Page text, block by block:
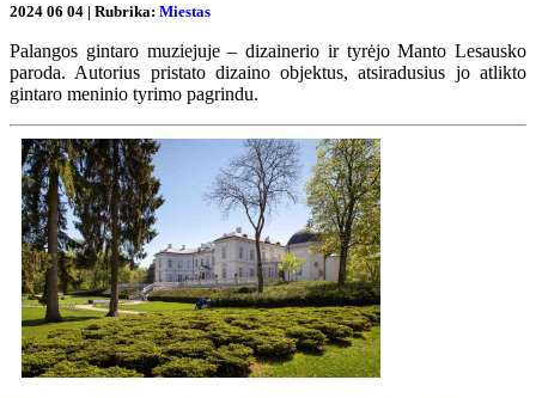
2024 06 04 | Rubrika: Miestas
Palangos gintaro muziejuje – dizainerio ir tyrėjo Manto Lesausko
paroda. Autorius pristato dizaino objektus, atsiradusius jo atlikto
gintaro meninio tyrimo pagrindu.